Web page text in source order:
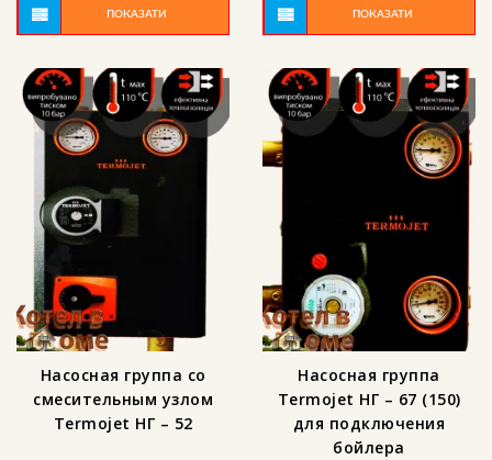
ПОКАЗАТИ ПОКАЗАТИ
Насосная группа со
смесительным узлом
Termojet НГ – 52
Насосная группа
Termojet НГ – 67 (150)
для подключения
бойлера